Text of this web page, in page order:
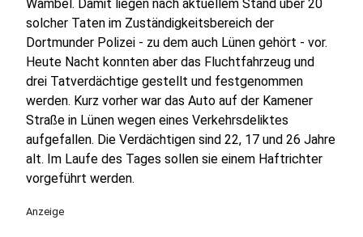
Wambel. Damit liegen nach aktuellem Stand über 20
solcher Taten im Zuständigkeitsbereich der
Dortmunder Polizei - zu dem auch Lünen gehört - vor.
Heute Nacht konnten aber das Fluchtfahrzeug und
drei Tatverdächtige gestellt und festgenommen
werden. Kurz vorher war das Auto auf der Kamener
Straße in Lünen wegen eines Verkehrsdeliktes
aufgefallen. Die Verdächtigen sind 22, 17 und 26 Jahre
alt. Im Laufe des Tages sollen sie einem Haftrichter
vorgeführt werden.
Anzeige